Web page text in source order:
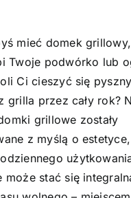
mieć domek
Twoje podwórko lub
Ci cieszyć się
grilla przez cały rok?
grillowe zostały
z myślą o
może stać się